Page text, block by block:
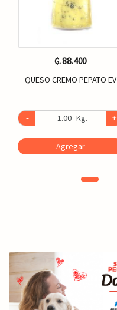
₲. 88.400
QUESO CREMO PEPATO EV
- Kg. +
Agregar